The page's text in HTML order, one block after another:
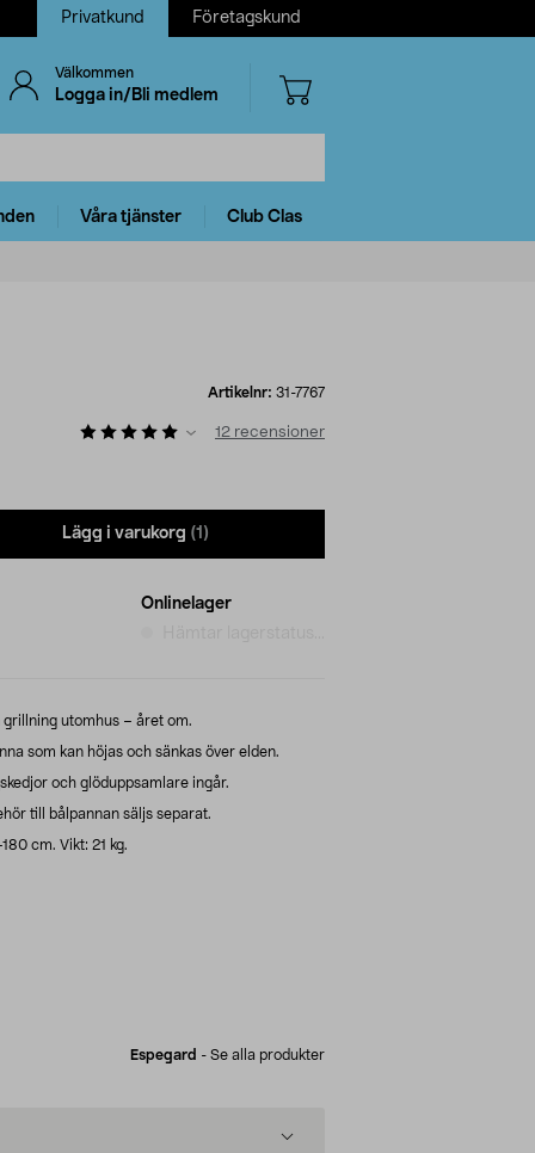
Privatkund Företagskund
Välkommen
Logga in/Bli medlem
Våra tjänster Club Clas
Artikelnr: 31-7767
12 recensioner
Lägg i varukorg (1)
Onlinelager
utomhus – året om.
som kan höjas och sänkas över elden.
och glöduppsamlare ingår.
till bålpannan säljs separat.
cm. Vikt: 21 kg.
Espegard - Se alla produkter